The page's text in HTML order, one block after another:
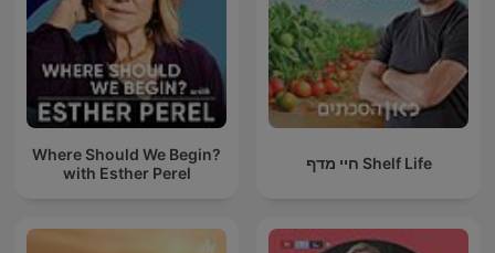
Where Should We Begin?
with Esther Perel
חיי מדף Shelf Life